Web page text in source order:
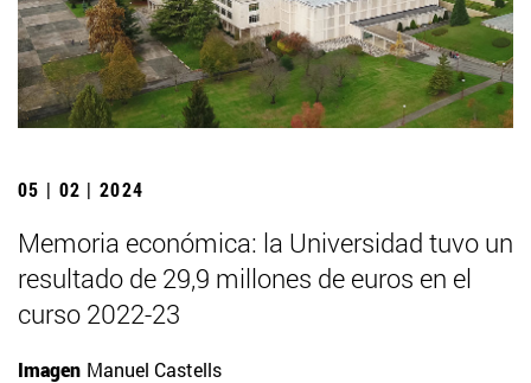
05 | 02 | 2024
Memoria económica: la Universidad tuvo un
resultado de 29,9 millones de euros en el
curso 2022-23
Imagen Manuel Castells